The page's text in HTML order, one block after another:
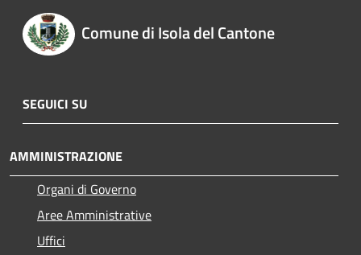
Comune di Isola del Cantone
SEGUICI SU
AMMINISTRAZIONE
Organi di Governo
Aree Amministrative
Uffici